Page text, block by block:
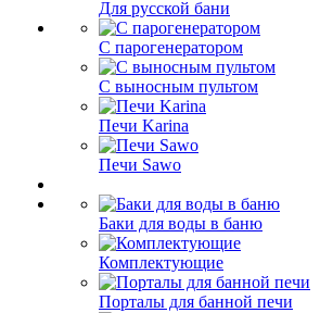
Для русской бани
С парогенератором
С выносным пультом
Печи Karina
Печи Sawo
Баки для воды в баню
Комплектующие
Порталы для банной печи